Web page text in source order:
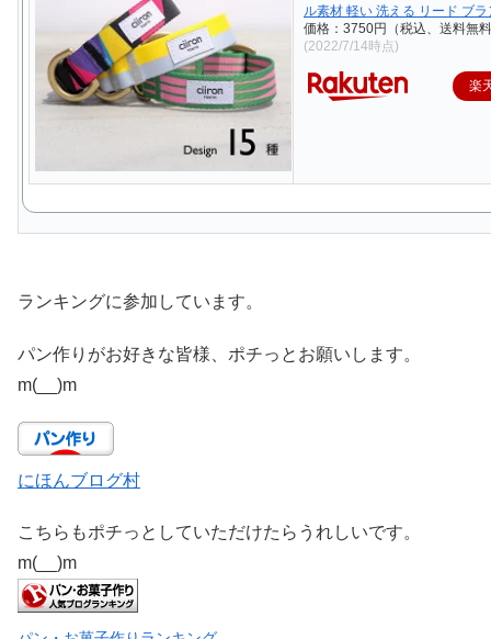
ル素材 軽い 洗える リード ブラ
価格：3750円（税込、送料無
(2022/7/14時点)
楽
ランキングに参加しています。
パン作りがお好きな皆様、ポチっとお願いします。
m(__)m
にほんブログ村
こちらもポチっとしていただけたらうれしいです。
m(__)m